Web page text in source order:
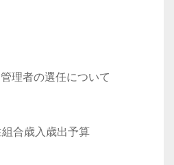
理者の選任について
合歳入歳出予算